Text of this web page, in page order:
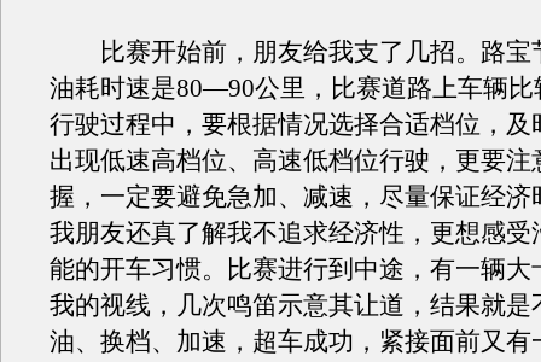
比赛开始前，朋友给我支了几招。路宝
油耗时速是80—90公里，比赛道路上车辆比
行驶过程中，要根据情况选择合适档位，及
出现低速高档位、高速低档位行驶，更要注
握，一定要避免急加、减速，尽量保证经济
我朋友还真了解我不追求经济性，更想感受
能的开车习惯。比赛进行到中途，有一辆大
我的视线，几次鸣笛示意其让道，结果就是
油、换档、加速，超车成功，紧接面前又有